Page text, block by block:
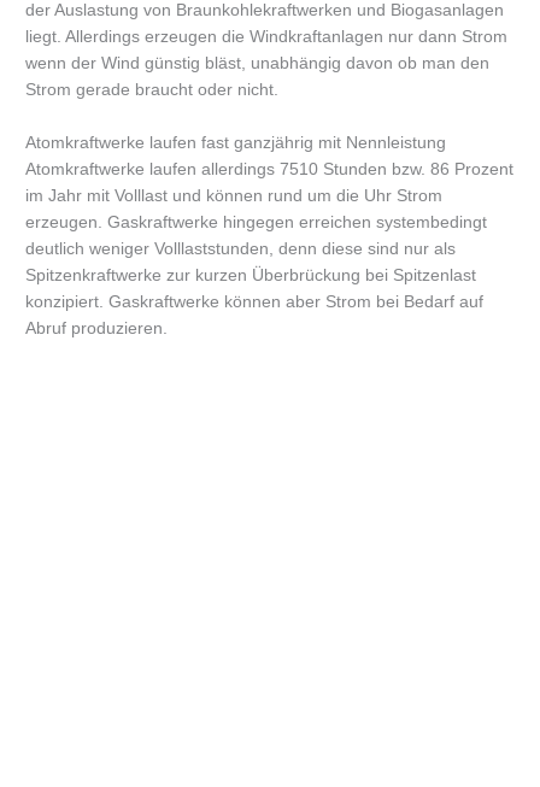
der Auslastung von Braunkohlekraftwerken und Biogasanlagen
liegt. Allerdings erzeugen die Windkraftanlagen nur dann Strom
wenn der Wind günstig bläst, unabhängig davon ob man den
Strom gerade braucht oder nicht.
Atomkraftwerke laufen fast ganzjährig mit Nennleistung
Atomkraftwerke laufen allerdings 7510 Stunden bzw. 86 Prozent
im Jahr mit Volllast und können rund um die Uhr Strom
erzeugen. Gaskraftwerke hingegen erreichen systembedingt
deutlich weniger Volllaststunden, denn diese sind nur als
Spitzenkraftwerke zur kurzen Überbrückung bei Spitzenlast
konzipiert. Gaskraftwerke können aber Strom bei Bedarf auf
Abruf produzieren.